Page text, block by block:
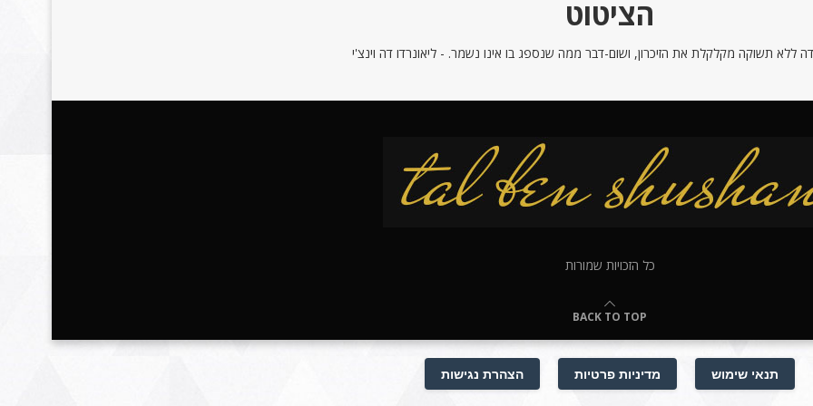
הציטוט
ללא תשוקה מקלקלת את הזיכרון, ושום-דבר ממה שנספג בו אינו נשמר. - ליאונרדו דה וינצ'י
כל הזכויות שמורות
BACK TO TOP
תנאי שימוש מדיניות פרטיות הצהרת נגישות